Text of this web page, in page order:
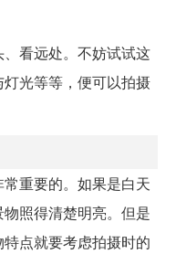
看远处。不妨试试这
光等等，便可以拍摄
重要的。如果是白天
照得清楚明亮。但是
点就要考虑拍摄时的